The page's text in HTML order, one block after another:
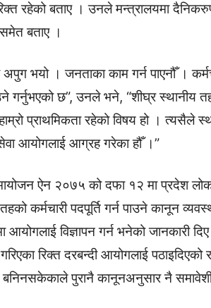
रहेको बताए । उनले मन्त्रालयमा
बताए ।
अपुग भयो । जनताका काम गर्न पाएनौँ ।
छ”, उनले भने, “शीघ्र स्थानीय
प्राथमिकता रहेको विषय हो । त्यसैले
आयोगलाई आग्रह गरेका हौँ ।”
ऐन २०७५ को दफा १२ मा प्रदेश
कर्मचारी पदपूर्ति गर्न पाउने कानून
आयोगलाई विज्ञापन गर्न भनेको जानकारी
रिक्त दरबन्दी आयोगलाई
पुरानै कानूनअनुसार नै